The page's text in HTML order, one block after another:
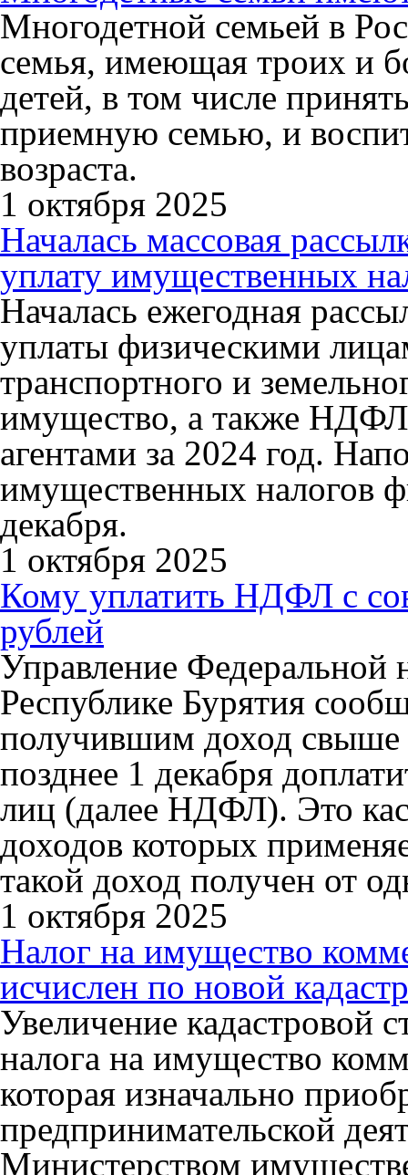
Многодетной семьей в
семья, имеющая троих и
детей, в том числе
приемную семью, и
возраста.
1 октября 2025
Началась массовая
уплату имущественных
Началась ежегодная
уплаты физическими
транспортного и
имущество, а также
агентами за 2024 год.
имущественных налогов
декабря.
1 октября 2025
Кому уплатить НДФЛ с
рублей
Управление Федеральной
Республике Бурятия
получившим доход свыше
позднее 1 декабря
лиц (далее НДФЛ). Это
доходов которых
такой доход получен от
1 октября 2025
Налог на имущество
исчислен по новой
Увеличение кадастровой
налога на имущество
которая изначально
предпринимательской
Министерством